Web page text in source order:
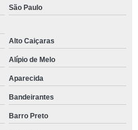
São Paulo
Alto Caiçaras
Alípio de Melo
Aparecida
Bandeirantes
Barro Preto